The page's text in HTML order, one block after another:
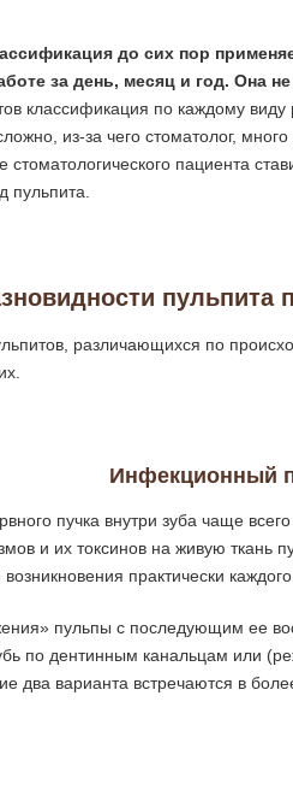
до сих пор
за день, месяц и год. Она
классификация по каждому
из-за чего стоматолог,
стоматологического пациента
пульпита.
пульпита
различающихся по
Инфекционный
пучка внутри зуба чаще всего
и их токсинов на живую ткань
практически каждого
пульпы с последующим ее
по дентинным канальцам или
два варианта встречаются в